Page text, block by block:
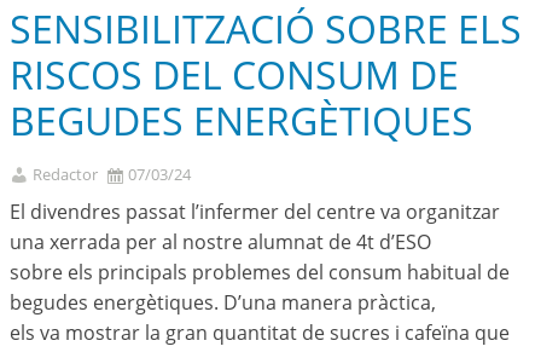
SENSIBILITZACIÓ SOBRE ELS
RISCOS DEL CONSUM DE
BEGUDES ENERGÈTIQUES
Redactor 07/03/24
El divendres passat l’infermer del centre va organitzar
una xerrada per al nostre alumnat de 4t d’ESO
sobre els principals problemes del consum habitual de
begudes energètiques. D’una manera pràctica,
els va mostrar la gran quantitat de sucres i cafeïna que